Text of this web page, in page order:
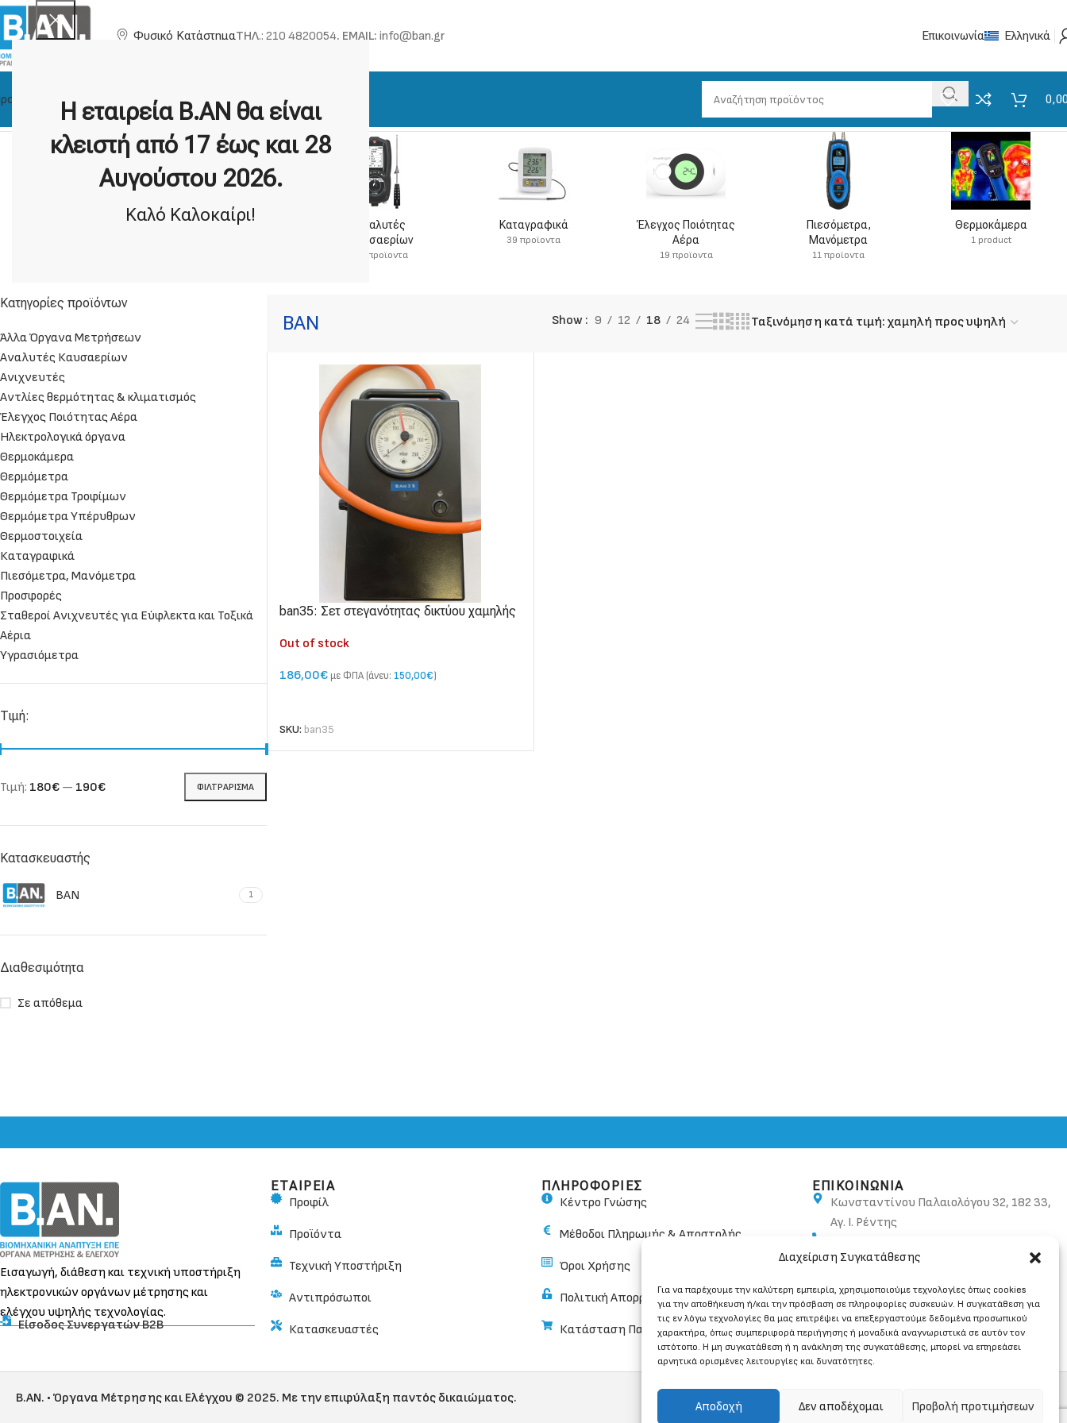
Η εταιρεία Β.ΑΝ θα είναι
κλειστή από 17 έως και 28
Αυγούστου 2026.
Καλό Καλοκαίρι!
Διαχείριση Συγκατάθεσης
Για να παρέχουμε την καλύτερη εμπειρία, χρησιμοποιούμε τεχνολογίες όπως cookies
για την αποθήκευση ή/και την πρόσβαση σε πληροφορίες συσκευών. Η συγκατάθεση για
τις εν λόγω τεχνολογίες θα μας επιτρέψει να επεξεργαστούμε δεδομένα προσωπικού
χαρακτήρα, όπως συμπεριφορά περιήγησης ή μοναδικά αναγνωριστικά σε αυτόν τον
ιστότοπο. Η μη συγκατάθεση ή η ανάκληση της συγκατάθεσης, μπορεί να επηρεάσει
αρνητικά ορισμένες λειτουργίες και δυνατότητες.
Αποδοχή Δεν αποδέχομαι Προβολή προτιμήσεων
Φυσικό ΚατάστημαΤΗΛ.: 210 4820054, EMAIL: info@ban.gr Επικοινωνία Ελληνικά
Η Εταιρία Τεχνική Υποστήριξη Κατασκευαστές
Αρχική σελίδα BANΕμφάνιση του μοναδικού αποτελέσματος
Αντλίες θερμότητας &
3 προϊοντα
Αναλυτές
Καυσαερίων
20 προϊοντα
Καταγραφικά
39 προϊοντα
Έλεγχος Ποιότητας
Αέρα
19 προϊοντα
Πιεσόμετρα,
Μανόμετρα
11 προϊοντα
Θερμοκάμερα
1 product
Κατηγορίες προϊόντων
Άλλα Όργανα Μετρήσεων
Αναλυτές Καυσαερίων
Ανιχνευτές
Αντλίες θερμότητας & κλιματισμός
Έλεγχος Ποιότητας Αέρα
Ηλεκτρολογικά όργανα
Θερμοκάμερα
Θερμόμετρα
Θερμόμετρα Τροφίμων
Θερμόμετρα Υπέρυθρων
Θερμοστοιχεία
Καταγραφικά
Πιεσόμετρα, Μανόμετρα
Προσφορές
Σταθεροί Ανιχνευτές για Εύφλεκτα και Τοξικά
Αέρια
Υγρασιόμετρα
Τιμή:
ΦΙΛΤΡΆΡΙΣΜΑ
Τιμή: 180€ — 190€
Κατασκευαστής
BAN 1
Διαθεσιμότητα
Σε απόθεμα
BAN Show 9 12 18 24
ban35: Σετ στεγανότητας δικτύου χαμηλής
Out of stock
186,00€ με ΦΠΑ (άνευ: 150,00€)
SKU: ban35
Εισαγωγή, διάθεση και τεχνική υποστήριξη
ηλεκτρονικών οργάνων μέτρησης και
ελέγχου υψηλής τεχνολογίας.
Είσοδος Συνεργατών Β2Β
ΕΤΑΙΡΕΙΑ
Προφίλ
Προϊόντα
Τεχνική Υποστήριξη
Αντιπρόσωποι
Κατασκευαστές
ΠΛΗΡΟΦΟΡΙΕΣ
Κέντρο Γνώσης
Μέθοδοι Πληρωμής & Αποστολής
Όροι Χρήσης
Πολιτική Απορρήτου
Κατάσταση Παραγγελίας
ΕΠΙΚΟΙΝΩΝΙΑ
Κωνσταντίνου Παλαιολόγου 32, 182 33,
Αγ. Ι. Ρέντης
info@ban.gr
B.AN. • Όργανα Μέτρησης και Ελέγχου © 2025. Με την επιφύλαξη παντός δικαιώματος.